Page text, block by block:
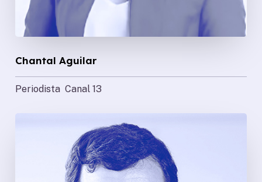
Chantal Aguilar
Periodista Canal 13